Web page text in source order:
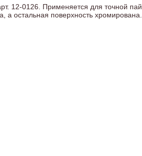
0126. Применяется для точной
а остальная поверхность хромирована.